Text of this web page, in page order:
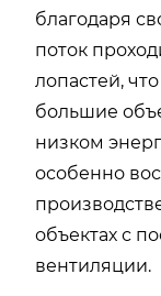
благодаря
поток
лопастей,
большие
низком
особенно
объектах с
вентиляции.